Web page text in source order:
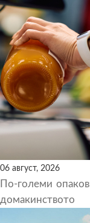
06 август, 2026
По-големи
домакинството